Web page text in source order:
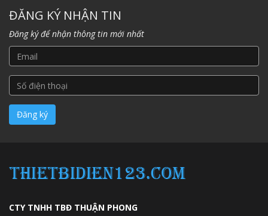
ĐĂNG KÝ NHẬN TIN
Đăng ký để nhận thông tin mới nhất
CTY TNHH TBĐ THUẬN PHONG